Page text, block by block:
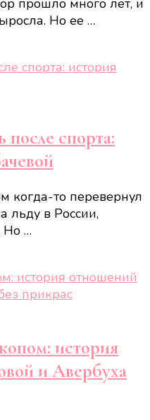
прошло много лет, и
Но ее …
спорта:
когда-то перевернул
льду в России,
Но …
история
и Авербуха